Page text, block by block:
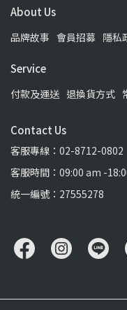
About Us
品牌故事 會員招募 隱私
Service
付款及運送 退換貨方式
Contact Us
客服專線：02-8712-0802
客服時間：09:00 am -
統一編號：27555278